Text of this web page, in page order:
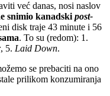
već danas, nosi naslov
snimio kanadski post-
disk traje 43 minute i 56
. To su (redom): 1.
, 5. Laid Down.
se prebaciti na ono
prilikom konzumiranja